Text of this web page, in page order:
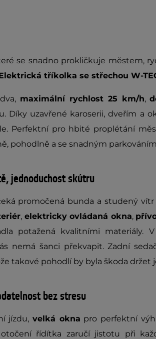
se snadno prokličkuje městem,
tříkolka se střechou W-
maximální rychlost 25 km/h,
Díky uzavřené karoserii, dveřím a
Perfektní pro hbité proplétání
pohodlně a se snadným
jednoduchost skútru
promočená bunda a studený vítr
, elektricky ovládaná okna,
potažená kvalitními materiály.
nemá šanci překvapit. Zadní
takové pohodlí by byla škoda držet
bez stresu
jízdu,velká okna pro perfektní
řídítka zaručí jistotu při